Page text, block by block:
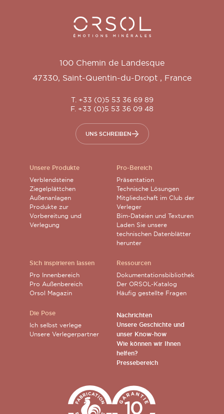
Orsol S.A.
100 Chemin de Landesque
47330, Saint-Quentin-du-Dropt , France
T. +33 (0)5 53 36 69 89
F. +33 (0)5 53 36 09 48
UNS SCHREIBEN
Unsere Produkte
Verblendsteine
Ziegelplättchen
Außenanlagen
Produkte zur
Vorbereitung und
Verlegung
Sich inspirieren lassen
Pro Innenbereich
Pro Außenbereich
Orsol Magazin
Die Pose
Ich selbst verlege
Unsere Verlegerpartner
Pro-Bereich
Präsentation
Technische Lösungen
Mitgliedschaft im Club der
Verleger
Bim-Dateien und Texturen
Laden Sie unsere
technischen Datenblätter
herunter
Ressourcen
Dokumentationsbibliothek
Der ORSOL-Katalog
Häufig gestellte Fragen
Nachrichten
Unsere Geschichte und
unser Know-how
Wie können wir Ihnen
helfen?
Pressebereich